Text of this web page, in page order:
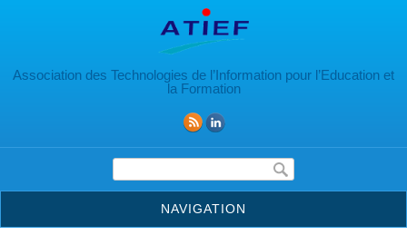
Association des Technologies de l’Information pour l’Education et
la Formation
Formulaire de recherche
NAVIGATION